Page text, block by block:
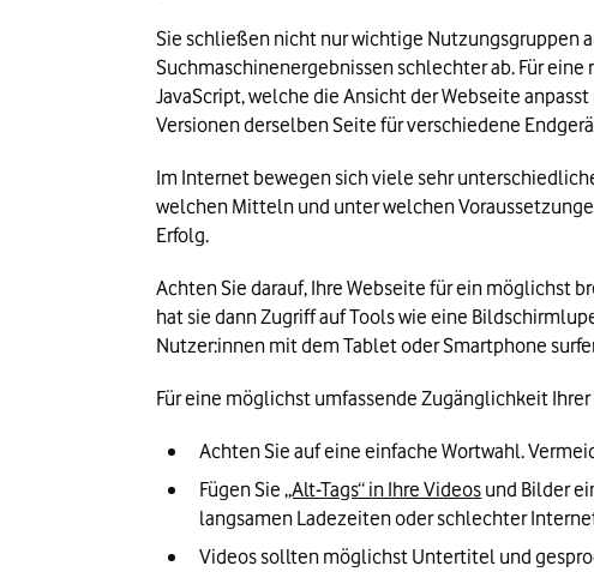
Sie schließen nicht nur wichtige Nutzungsgruppen
Suchmaschinenergebnissen schlechter ab. Für
JavaScript, welche die Ansicht der Webseite
Versionen derselben Seite für verschiedene
Im Internet bewegen sich viele sehr
welchen Mitteln und unter welchen
Erfolg.
Achten Sie darauf, Ihre Webseite für ein möglichst
hat sie dann Zugriff auf Tools wie eine
Nutzer:innen mit dem Tablet oder Smartphone
Für eine möglichst umfassende Zugänglichkeit
Achten Sie auf eine einfache Wortwahl.
Fügen Sie „Alt-Tags“ in Ihre Videos und Bilder
langsamen Ladezeiten oder schlechter
Videos sollten möglichst Untertitel und